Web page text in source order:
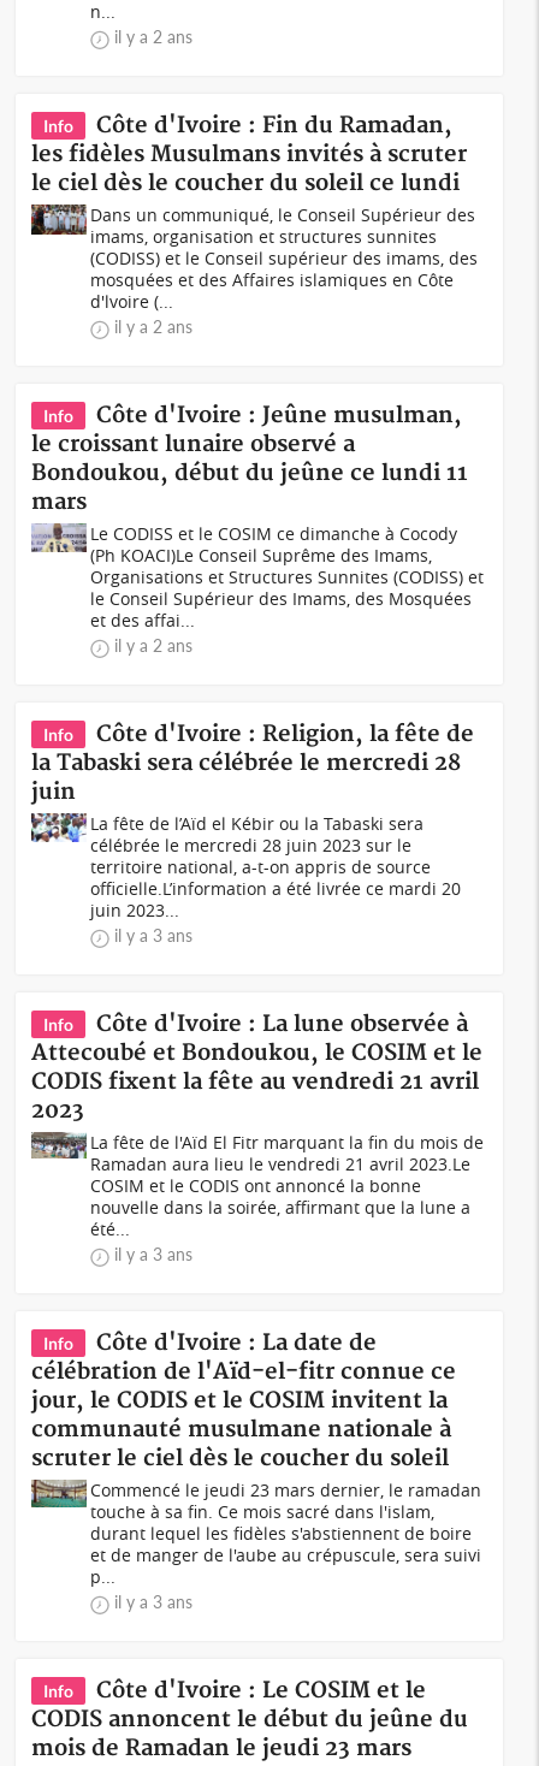
n...
il y a 2 ans
Info
Côte d'Ivoire : Fin du Ramadan,
les fidèles Musulmans invités à scruter
le ciel dès le coucher du soleil ce lundi
Dans un communiqué, le Conseil Supérieur des
imams, organisation et structures sunnites
(CODISS) et le Conseil supérieur des imams, des
mosquées et des Affaires islamiques en Côte
d'lvoire (...
il y a 2 ans
Info
Côte d'Ivoire : Jeûne musulman,
le croissant lunaire observé a
Bondoukou, début du jeûne ce lundi 11
mars
Le CODISS et le COSIM ce dimanche à Cocody
(Ph KOACI)Le Conseil Suprême des Imams,
Organisations et Structures Sunnites (CODISS) et
le Conseil Supérieur des Imams, des Mosquées
et des affai...
il y a 2 ans
Info
Côte d'Ivoire : Religion, la fête de
la Tabaski sera célébrée le mercredi 28
juin
La fête de l’Aïd el Kébir ou la Tabaski sera
célébrée le mercredi 28 juin 2023 sur le
territoire national, a-t-on appris de source
officielle.L’information a été livrée ce mardi 20
juin 2023...
il y a 3 ans
Info
Côte d'Ivoire : La lune observée à
Attecoubé et Bondoukou, le COSIM et le
CODIS fixent la fête au vendredi 21 avril
2023
La fête de l'Aïd El Fitr marquant la fin du mois de
Ramadan aura lieu le vendredi 21 avril 2023.Le
COSIM et le CODIS ont annoncé la bonne
nouvelle dans la soirée, affirmant que la lune a
été...
il y a 3 ans
Info
Côte d'Ivoire : La date de
célébration de l'Aïd-el-fitr connue ce
jour, le CODIS et le COSIM invitent la
communauté musulmane nationale à
scruter le ciel dès le coucher du soleil
Commencé le jeudi 23 mars dernier, le ramadan
touche à sa fin. Ce mois sacré dans l'islam,
durant lequel les fidèles s'abstiennent de boire
et de manger de l'aube au crépuscule, sera suivi
p...
il y a 3 ans
Info
Côte d'Ivoire : Le COSIM et le
CODIS annoncent le début du jeûne du
mois de Ramadan le jeudi 23 mars